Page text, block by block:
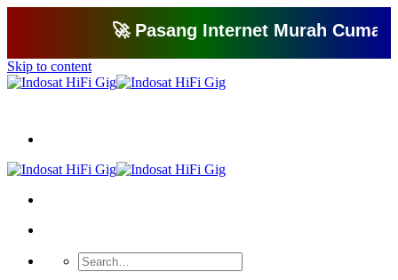
🚀 Pasang Internet Murah Cuma 150
Skip to content